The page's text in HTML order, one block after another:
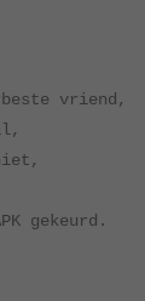
vriend,
gekeurd.